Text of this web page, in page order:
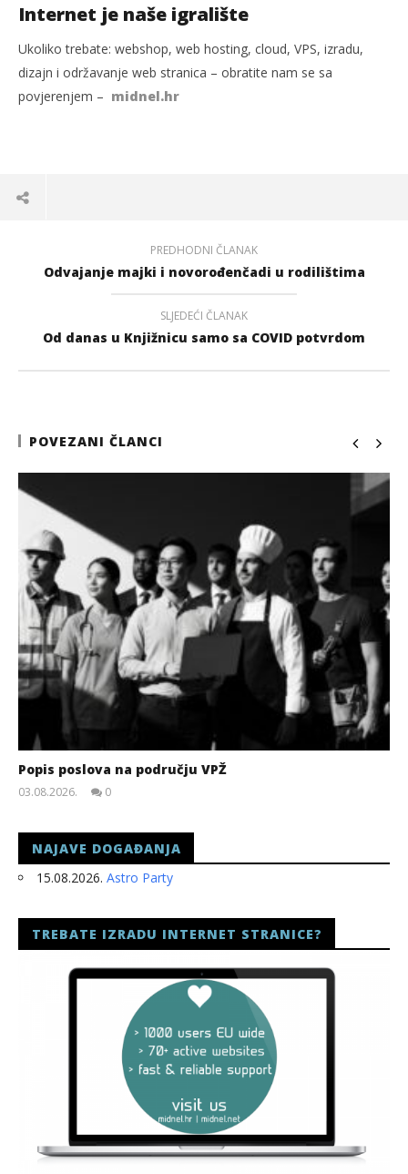
Internet je naše igralište
Ukoliko trebate: webshop, web hosting, cloud, VPS, izradu,
dizajn i održavanje web stranica – obratite nam se sa
povjerenjem – midnel.hr
PREDHODNI ČLANAK
Odvajanje majki i novorođenčadi u rodilištima
SLJEDEĆI ČLANAK
Od danas u Knjižnicu samo sa COVID potvrdom
POVEZANI ČLANCI
Popis poslova na području VPŽ
03.08.2026.
0
NAJAVE DOGAĐANJA
15.08.2026. Astro Party
TREBATE IZRADU INTERNET STRANICE?